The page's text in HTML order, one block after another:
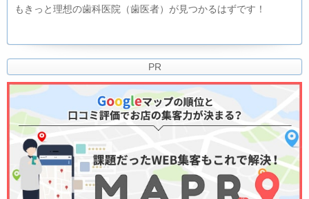
もきっと理想の歯科医院（歯医者）が見つかるはずです！
PR